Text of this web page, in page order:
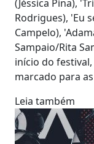
(Jéssica Pina),
Rodrigues), 'Eu
Campelo),
Sampaio/Rita
início do
marcado para
Leia também